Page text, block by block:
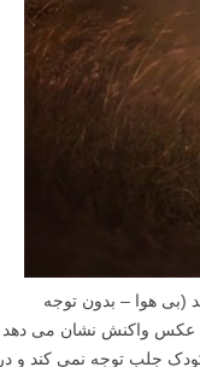
(بی هوا – بدون توجه
عکس واکنش نشان می دهد
جلب توجه نمی کند و در